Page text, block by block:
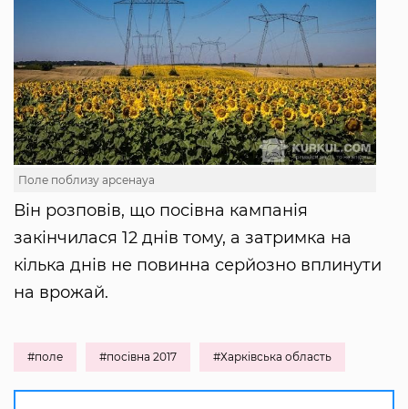
Поле поблизу арсенауа
Він розповів, що посівна кампанія
закінчилася 12 днів тому, а затримка на
кілька днів не повинна серйозно вплинути
на врожай.
#поле #посівна 2017 #Харківська область